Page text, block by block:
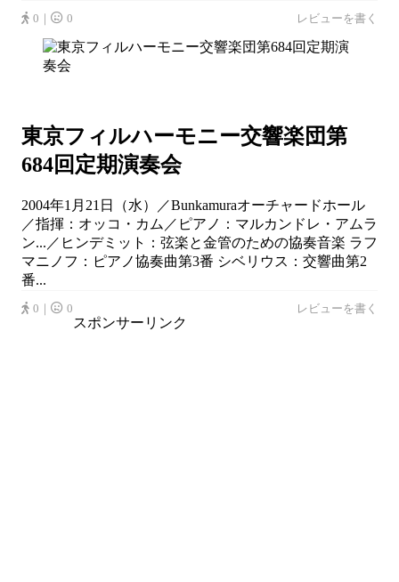
0｜ 0 レビューを書く
東京フィルハーモニー交響楽団第
684回定期演奏会
2004年1月21日（水）／Bunkamuraオーチャードホール
／指揮：オッコ・カム／ピアノ：マルカンドレ・アムラ
ン...／ヒンデミット：弦楽と金管のための協奏音楽 ラフ
マニノフ：ピアノ協奏曲第3番 シベリウス：交響曲第2
番...
0｜ 0 レビューを書く
スポンサーリンク